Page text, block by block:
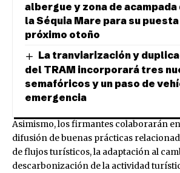
albergue y zona de acampada
la Séquia Mare para su
próximo otoño
La tranviarización y
del TRAM incorporará tres
semafóricos y un paso de
emergencia
Asimismo, los firmantes colaborarán
difusión de buenas prácticas
de flujos turísticos, la adaptación al
descarbonización de la actividad